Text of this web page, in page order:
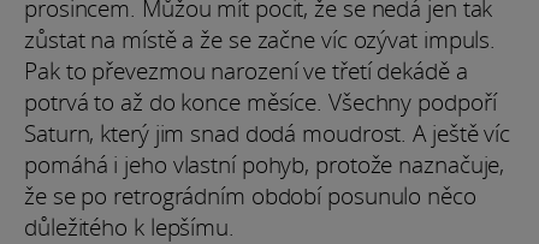
prosincem. Můžou mít pocit, že se nedá jen tak
zůstat na místě a že se začne víc ozývat impuls.
Pak to převezmou narození ve třetí dekádě a
potrvá to až do konce měsíce. Všechny podpoří
Saturn, který jim snad dodá moudrost. A ještě víc
pomáhá i jeho vlastní pohyb, protože naznačuje,
že se po retrográdním období posunulo něco
důležitého k lepšímu.